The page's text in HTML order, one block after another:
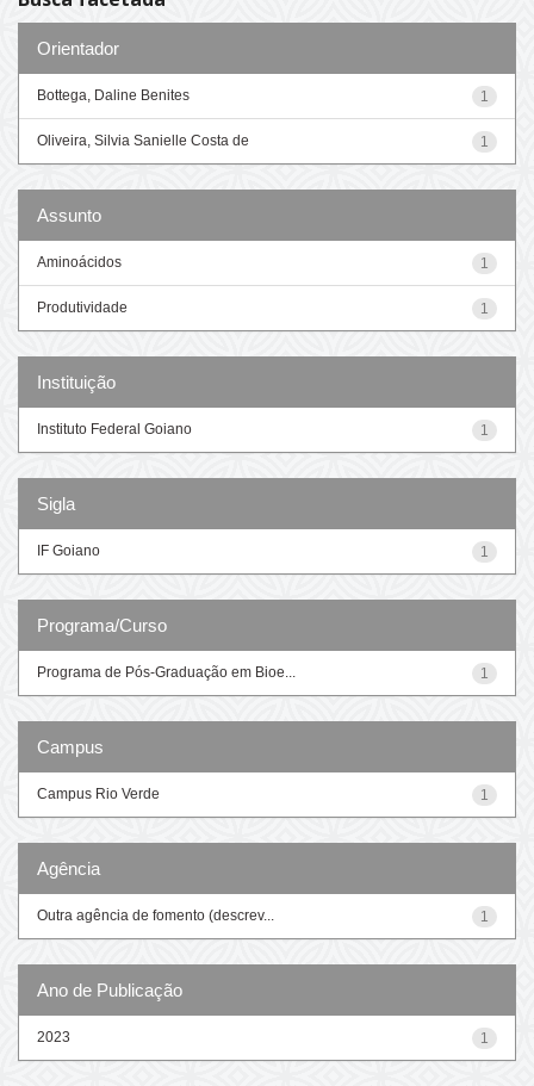
Orientador
1
Bottega, Daline Benites
1
Oliveira, Silvia Sanielle Costa de
Assunto
1
Aminoácidos
1
Produtividade
Instituição
1
Instituto Federal Goiano
Sigla
1
IF Goiano
Programa/Curso
1
Programa de Pós-Graduação em Bioe...
Campus
1
Campus Rio Verde
Agência
1
Outra agência de fomento (descrev...
Ano de Publicação
1
2023